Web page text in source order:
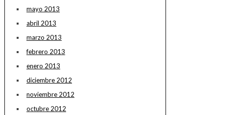
mayo 2013
abril 2013
marzo 2013
febrero 2013
enero 2013
diciembre 2012
noviembre 2012
octubre 2012